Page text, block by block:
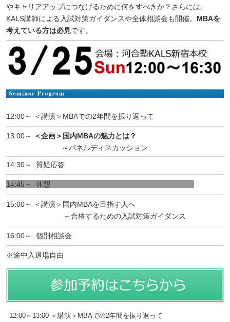
やキャリアアップにつなげるために何をすべきか？さらには、
KALS講師による入試対策ガイダンスや全体相談会も開催。 MBAを
考えている方は必見です。
12:00～ ＜講演＞MBAでの2年間を振り返って
13:00～
＜企画＞国内MBAの魅力とは？
～パネルディスカッション
14:30～ 質疑応答
14:45～ 休憩
15:00～ ＜講演＞国内MBAを目指す人へ
～合格するための入試対策ガイダンス
16:00～ 個別相談会
※途中入退場自由
12:00～13:00 ＜講演＞MBAでの2年間を振り返って